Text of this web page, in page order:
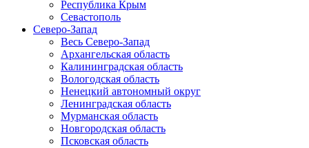
Республика Крым
Севастополь
Северо-Запад
Весь Северо-Запад
Архангельская область
Калининградская область
Вологодская область
Ненецкий автономный округ
Ленинградская область
Мурманская область
Новгородская область
Псковская область